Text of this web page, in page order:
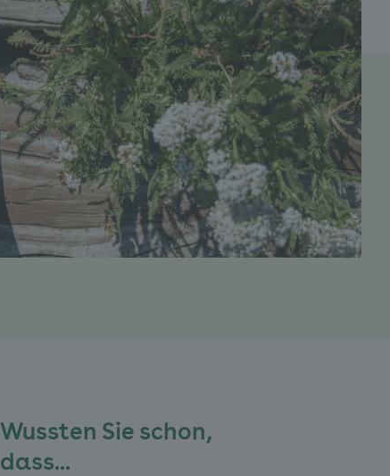
Wussten Sie schon,
dass...